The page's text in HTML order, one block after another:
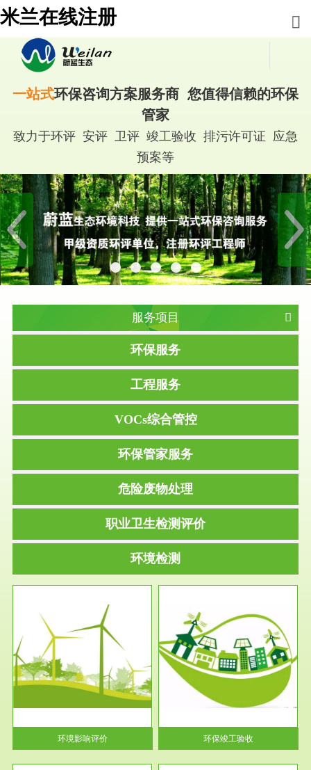
米兰在线注册
一站式环保咨询方案服务商 您值得信赖的环保
管家
致力于环评 安评 卫评 竣工验收 排污许可证 应急
预案等
服务项目
环保服务
工程服务
VOCs综合管控
环保管家服务
危险废物处理
职业卫生检测评价
环境检测
环境影响评价
服务范围
环保竣工验收
根据《建设项目环境保护管理条
例》第十七条 编制环境影响报
告书、...
环保竣工验收